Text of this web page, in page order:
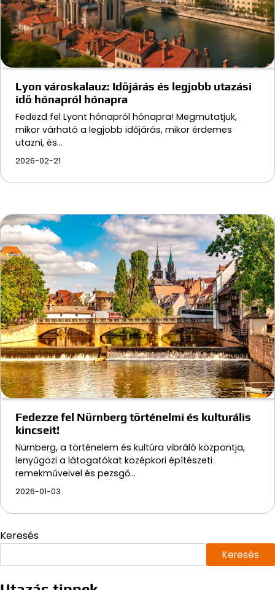
Lyon városkalauz: Időjárás és legjobb utazási
idő hónapról hónapra
Fedezd fel Lyont hónapról hónapra! Megmutatjuk,
mikor várható a legjobb időjárás, mikor érdemes
utazni, és…
2026-02-21
Fedezze fel Nürnberg történelmi és kulturális
kincseit!
Nürnberg, a történelem és kultúra vibráló központja,
lenyűgözi a látogatókat középkori építészeti
remekműveivel és pezsgő…
2026-01-03
Keresés
Keresés